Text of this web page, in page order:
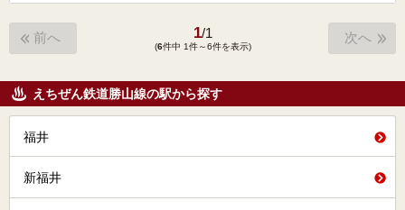
前へ 1/1
(6件中 1件～6件を表示)
次へ
えちぜん鉄道勝山線の駅から探す
福井
新福井